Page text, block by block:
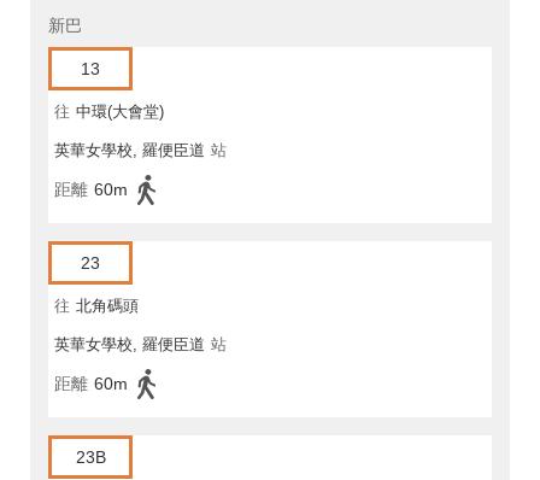
新巴
13
往 中環(大會堂)
英華女學校, 羅便臣道 站
距離 60m
23
往 北角碼頭
英華女學校, 羅便臣道 站
距離 60m
23B